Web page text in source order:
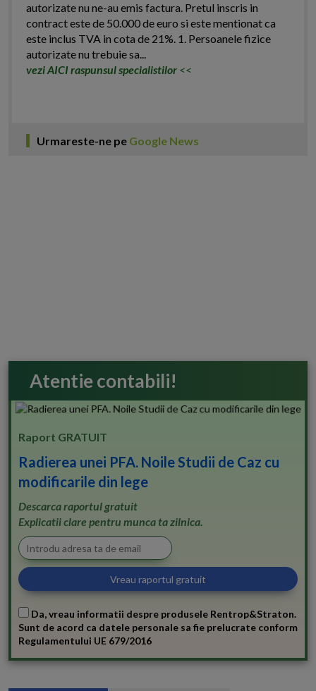
autorizate nu ne-au emis factura. Pretul inscris in
contract este de 50.000 de euro si este mentionat ca
este inclus TVA in cota de 21%. 1. Persoanele fizice
autorizate nu trebuie sa...
vezi AICI raspunsul specialistilor <<
Urmareste-ne pe Google News
Atentie contabili!
Raport GRATUIT
Radierea unei PFA. Noile Studii de Caz cu
modificarile din lege
Descarca raportul gratuit
Explicatii clare pentru munca ta zilnica.
Da, vreau informatii despre produsele Rentrop&Straton.
Sunt de acord ca datele personale sa fie prelucrate conform
Regulamentului UE 679/2016